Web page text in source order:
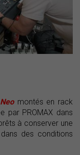
Neomontés en rack
par PROMAX dans
à conserver une
des conditions